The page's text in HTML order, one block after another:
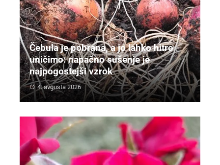
Čebula je pobrana, a jo lahko hitro
uničimo: napačno sušenje je
najpogostejši vzrok
4. avgusta 2026